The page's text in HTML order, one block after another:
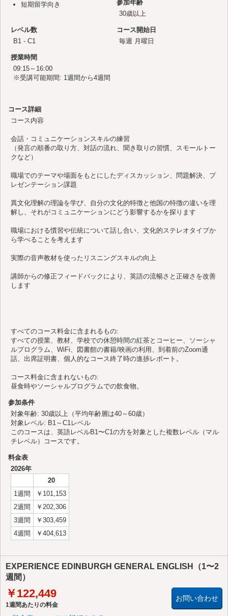
短期留学向き
参加年齢
30歳以上
レベル数
B1 - C1
コース開始日
毎週 月曜日
授業時間
09:15～16:00
※受講可能期間: 1週間から4週間
コース詳細
コース内容
会話・コミュニケーションスキルの練習
（発言の順番の取り方、対話の流れ、聞き取りの習慣、スモールトー
クなど）
職場でのテーマや場面をもとにしたディスカッション、問題解決、プ
レゼンテーション課題
異文化理解の理論を学び、自分の文化的特徴と他国の特徴の違いを理
解し、それがコミュニケーションにどう影響するかを探ります
職場における慣習や伝統について話し合い、文化的ステレオタイプか
ら学べることを考えます
実際の音声教材を使ったリスニングスキルの向上
講師からの修正フィードバックにより、英語の流暢さと正確さを改善
します
すべてのコース料金に含まれるもの:
すべての授業、教材、学校での休憩時間の紅茶とコーヒー、ソーシャ
ルプログラム、WiFi、図書館の書籍/映画の利用、到着前のZoom通
話、出席証明書、個人的なコース終了時の進捗レポート。
コース料金に含まれないもの:
昼食時やソーシャルプログラムでの飲食物。
参加条件
対象年齢: 30歳以上（平均年齢層は40～60歳）
対象レベル: B1～C1レベル
このコースは、英語レベルB1〜C1の方を対象とした複数レベル（マル
チレベル）コースです。
料金表
2026年
20
1週間
￥101,153
2週間
￥202,306
3週間
￥303,459
4週間
￥404,613
EXPERIENCE EDINBURGH GENERAL ENGLISH（1〜2
週間）
￥122,449
1週間あたりの料金
お問い合わせ